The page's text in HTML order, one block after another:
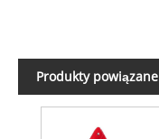
Produkty powiązane